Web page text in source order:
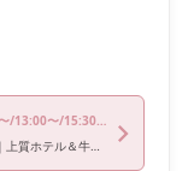
〜/15:30〜/17:00〜
夏休みSP*180万特典＆スイートルーム｜上質ホテル＆牛フィレ試食